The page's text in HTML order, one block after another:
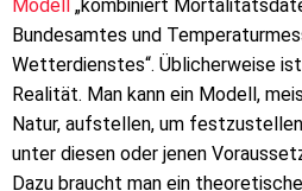
Modell „kombiniert
Bundesamtes und
Wetterdienstes“. Üblicherweise
Realität. Man kann ein Modell,
Natur, aufstellen, um
unter diesen oder jenen
Dazu braucht man ein